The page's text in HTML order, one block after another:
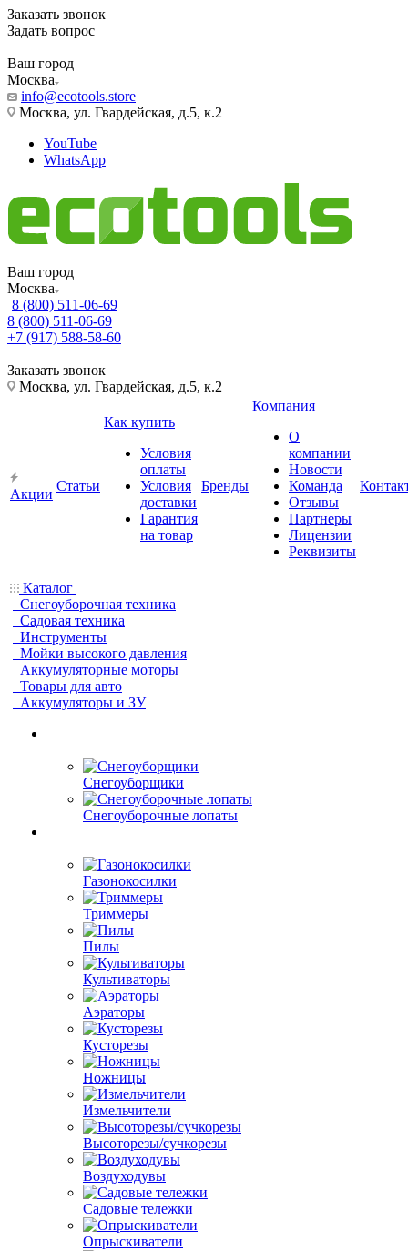
Заказать звонок
Задать вопрос
Ваш город
Москва
info@ecotools.store
Москва, ул. Гвардейская, д.5, к.2
YouTube
WhatsApp
Ваш город
Москва
8 (800) 511-06-69
8 (800) 511-06-69
+7 (917) 588-58-60
Заказать звонок
Москва, ул. Гвардейская, д.5, к.2
Акции
Статьи
Как купить
Условия
оплаты
Условия
доставки
Гарантия
на товар
Бренды
Компания
О
компании
Новости
Команда
Отзывы
Партнеры
Лицензии
Реквизиты
Каталог
Снегоуборочная техника
Садовая техника
Инструменты
Мойки высокого давления
Аккумуляторные моторы
Товары для авто
Аккумуляторы и ЗУ
Снегоуборщики
Снегоуборочные лопаты
Газонокосилки
Триммеры
Пилы
Культиваторы
Аэраторы
Кусторезы
Ножницы
Измельчители
Высоторезы/сучкорезы
Воздуходувы
Садовые тележки
Опрыскиватели